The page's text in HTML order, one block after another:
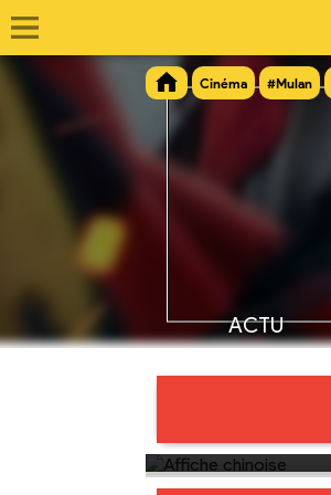
Cinéma #Mulan
ACTU